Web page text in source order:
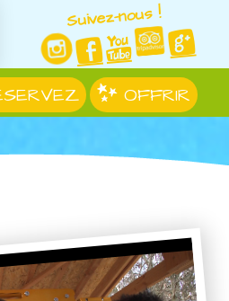
Suivez-nous !
OFFRIR